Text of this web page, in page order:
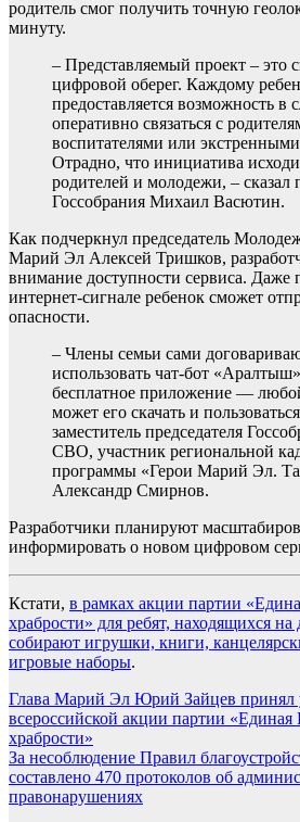
родитель смог получить точную
минуту.
– Представляемый проект – это
цифровой оберег. Каждому
предоставляется возможность в
оперативно связаться с
воспитателями или
Отрадно, что инициатива
родителей и молодежи, – сказал
Госсобрания Михаил Васютин.
Как подчеркнул председатель
Марий Эл Алексей Тришков,
внимание доступности сервиса. Даже
интернет‑сигнале ребенок сможет
опасности.
– Члены семьи сами
использовать чат-бот
бесплатное приложение —
может его скачать и
заместитель председателя
СВО, участник региональной
программы «Герои Марий Эл.
Александр Смирнов.
Разработчики планируют
информировать о новом цифровом
Кстати, в рамках акции партии
храбрости» для ребят, находящихся
собирают игрушки, книги,
игровые наборы.
Навигация
по
записям
Глава Марий Эл Юрий Зайцев принял
всероссийской акции партии «Единая
храбрости»
За несоблюдение Правил
составлено 470 протоколов об
правонарушениях